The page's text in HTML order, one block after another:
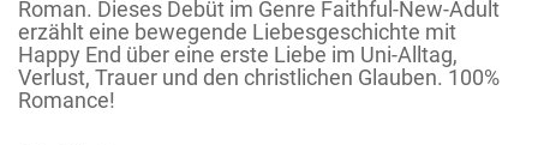
Roman. Dieses Debüt im Genre Faithful-New-Adult
erzählt eine bewegende Liebesgeschichte mit
Happy End über eine erste Liebe im Uni-Alltag,
Verlust, Trauer und den christlichen Glauben. 100%
Romance!